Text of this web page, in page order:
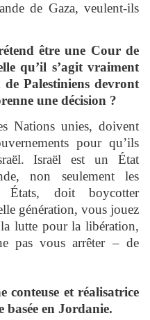
de Gaza, veulent-ils
être une Cour de
qu’il s’agit vraiment
Palestiniens devront
une décision ?
Nations unies, doivent
pour qu’ils
Israël est un État
non seulement les
États, doit boycotter
génération, vous jouez
lutte pour la libération,
pas vous arrêter – de
conteuse et réalisatrice
basée en Jordanie.